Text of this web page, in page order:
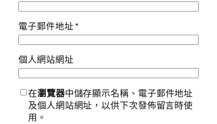
電子郵件地址*
個人網站網址
在瀏覽器中儲存顯示名稱、電子郵件地址
及個人網站網址，以供下次發佈留言時使
用。